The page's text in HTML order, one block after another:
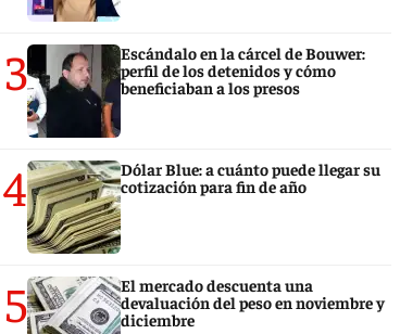
3
Escándalo en la cárcel de Bouwer:
perfil de los detenidos y cómo
beneficiaban a los presos
4
Dólar Blue: a cuánto puede llegar su
cotización para fin de año
5
El mercado descuenta una
devaluación del peso en noviembre y
diciembre